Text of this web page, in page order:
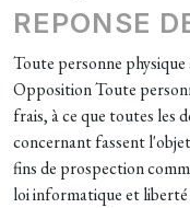
REPONSE
Toute personne
Opposition Toute
frais, à ce que toutes les
concernant fassent
fins de prospection
loi informatique et liberté